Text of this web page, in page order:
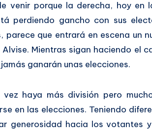
venir porque la derecha, hoy en
perdiendo gancho con sus
parece que entrará en escena un
Mientras sigan haciendo el
ganarán unas elecciones.
haya más división pero
en las elecciones. Teniendo
generosidad hacia los votantes